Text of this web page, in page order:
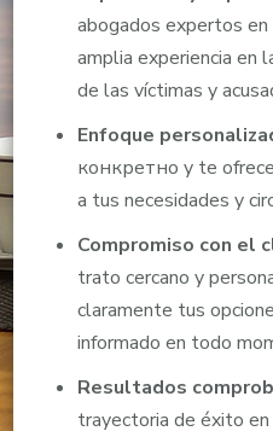
abogados expertos
amplia experiencia en
de las víctimas y
Enfoque
конкретно y te
a tus necesidades y
Compromiso con el
trato cercano y
claramente tus
informado en todo
Resultados
trayectoria de éxito